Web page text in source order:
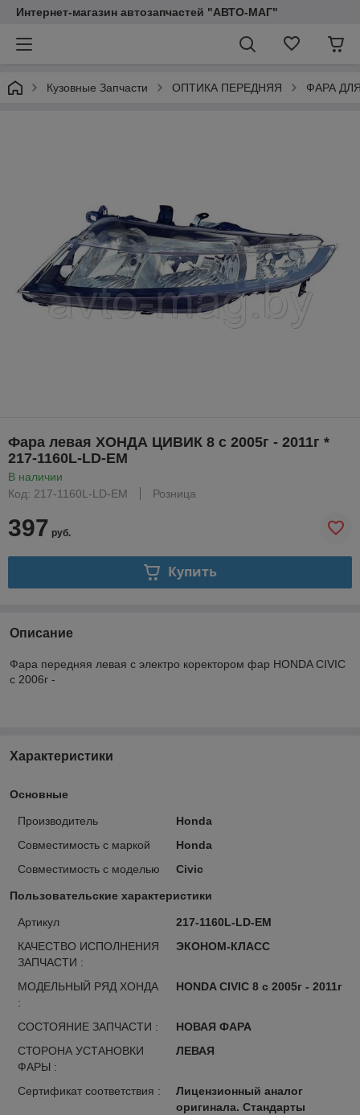
Интернет-магазин автозапчастей "АВТО-МАГ"
Кузовные Запчасти ОПТИКА ПЕРЕДНЯЯ ФАРА
Фара левая ХОНДА ЦИВИК 8 с 2005г - 2011г *
217-1160L-LD-EM
В наличии
Код: 217-1160L-LD-EM
Розница
397 руб.
Купить
Описание
Фара передняя левая с электро коректором фар HONDA CIVIC
с 2006г -
Характеристики
Основные
Производитель
Honda
Совместимость с маркой
Honda
Совместимость с моделью
Civic
Пользовательские характеристики
Артикул
217-1160L-LD-EM
КАЧЕСТВО ИСПОЛНЕНИЯ
ЗАПЧАСТИ :
ЭКОНОМ-КЛАСС
МОДЕЛЬНЫЙ РЯД ХОНДА
:
HONDA CIVIC 8 с 2005г - 2011г
СОСТОЯНИЕ ЗАПЧАСТИ :
НОВАЯ ФАРА
СТОРОНА УСТАНОВКИ
ФАРЫ :
ЛЕВАЯ
Сертификат соответствия :
Лицензионный аналог
оригинала. Стандарты